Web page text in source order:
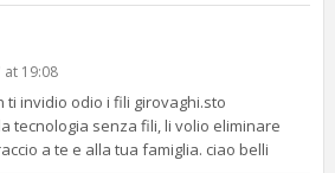
at 19:08
ti invidio odio i fili girovaghi.sto
tecnologia senza fili, li volio eliminare
a te e alla tua famiglia. ciao belli